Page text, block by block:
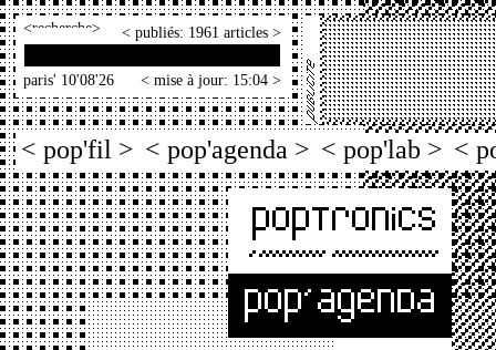
< > < publiés: 1961 articles >
paris' 10'08'26 < mise à jour: 15:04 >
< pop'fil > < pop'agenda > < pop'lab > <